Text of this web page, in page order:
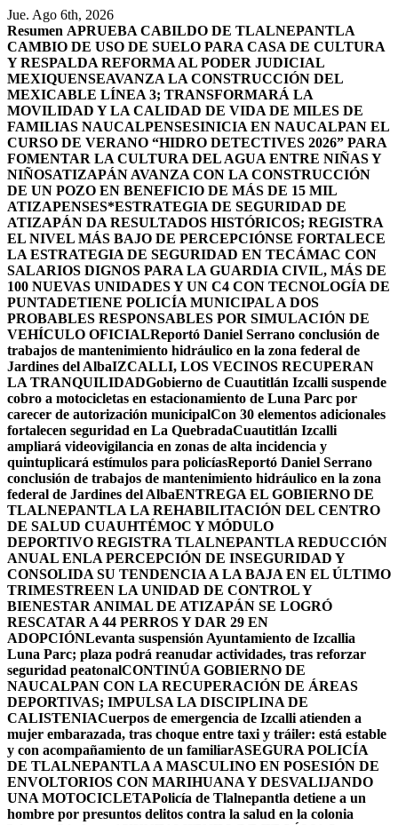
Saltar
al
contenido
Jue. Ago 6th, 2026
Resumen APRUEBA CABILDO DE TLALNEPANTLA
CAMBIO DE USO DE SUELO PARA CASA DE CULTURA
Y RESPALDA REFORMA AL PODER JUDICIAL
MEXIQUENSEAVANZA LA CONSTRUCCIÓN DEL
MEXICABLE LÍNEA 3; TRANSFORMARÁ LA
MOVILIDAD Y LA CALIDAD DE VIDA DE MILES DE
FAMILIAS NAUCALPENSESINICIA EN NAUCALPAN EL
CURSO DE VERANO “HIDRO DETECTIVES 2026” PARA
FOMENTAR LA CULTURA DEL AGUA ENTRE NIÑAS Y
NIÑOSATIZAPÁN AVANZA CON LA CONSTRUCCIÓN
DE UN POZO EN BENEFICIO DE MÁS DE 15 MIL
ATIZAPENSES*ESTRATEGIA DE SEGURIDAD DE
ATIZAPÁN DA RESULTADOS HISTÓRICOS; REGISTRA
EL NIVEL MÁS BAJO DE PERCEPCIÓNSE FORTALECE
LA ESTRATEGIA DE SEGURIDAD EN TECÁMAC CON
SALARIOS DIGNOS PARA LA GUARDIA CIVIL, MÁS DE
100 NUEVAS UNIDADES Y UN C4 CON TECNOLOGÍA DE
PUNTADETIENE POLICÍA MUNICIPAL A DOS
PROBABLES RESPONSABLES POR SIMULACIÓN DE
VEHÍCULO OFICIALReportó Daniel Serrano conclusión de
trabajos de mantenimiento hidráulico en la zona federal de
Jardines del AlbaIZCALLI, LOS VECINOS RECUPERAN
LA TRANQUILIDADGobierno de Cuautitlán Izcalli suspende
cobro a motocicletas en estacionamiento de Luna Parc por
carecer de autorización municipalCon 30 elementos adicionales
fortalecen seguridad en La QuebradaCuautitlán Izcalli
ampliará videovigilancia en zonas de alta incidencia y
quintuplicará estímulos para policíasReportó Daniel Serrano
conclusión de trabajos de mantenimiento hidráulico en la zona
federal de Jardines del AlbaENTREGA EL GOBIERNO DE
TLALNEPANTLA LA REHABILITACIÓN DEL CENTRO
DE SALUD CUAUHTÉMOC Y MÓDULO
DEPORTIVO REGISTRA TLALNEPANTLA REDUCCIÓN
ANUAL ENLA PERCEPCIÓN DE INSEGURIDAD Y
CONSOLIDA SU TENDENCIA A LA BAJA EN EL ÚLTIMO
TRIMESTREEN LA UNIDAD DE CONTROL Y
BIENESTAR ANIMAL DE ATIZAPÁN SE LOGRÓ
RESCATAR A 44 PERROS Y DAR 29 EN
ADOPCIÓNLevanta suspensión Ayuntamiento de Izcallia
Luna Parc; plaza podrá reanudar actividades, tras reforzar
seguridad peatonalCONTINÚA GOBIERNO DE
NAUCALPAN CON LA RECUPERACIÓN DE ÁREAS
DEPORTIVAS; IMPULSA LA DISCIPLINA DE
CALISTENIACuerpos de emergencia de Izcalli atienden a
mujer embarazada, tras choque entre taxi y tráiler: está estable
y con acompañamiento de un familiarASEGURA POLICÍA
DE TLALNEPANTLA A MASCULINO EN POSESIÓN DE
ENVOLTORIOS CON MARIHUANA Y DESVALIJANDO
UNA MOTOCICLETAPolicía de Tlalnepantla detiene a un
hombre por presuntos delitos contra la salud en la colonia